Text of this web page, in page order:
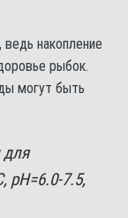
накопление
рыбок.
могут быть
pH=6.0-7.5,